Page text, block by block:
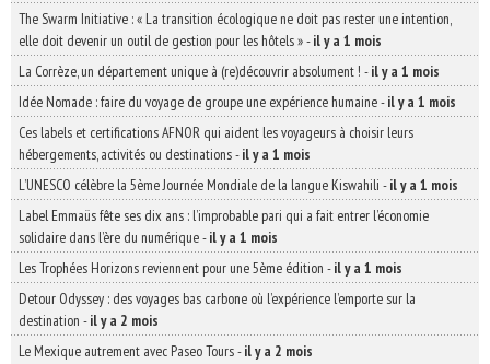
The Swarm Initiative : « La transition écologique ne doit pas rester une intention,
elle doit devenir un outil de gestion pour les hôtels »-il y a 1 mois
La Corrèze, un département unique à (re)découvrir absolument ! -il y a 1 mois
Idée Nomade : faire du voyage de groupe une expérience humaine-il y a 1 mois
Ces labels et certifications AFNOR qui aident les voyageurs à choisir leurs
hébergements, activités ou destinations-il y a 1 mois
L’UNESCO célèbre la 5ème Journée Mondiale de la langue Kiswahili -il y a 1 mois
Label Emmaüs fête ses dix ans : l’improbable pari qui a fait entrer l’économie
solidaire dans l’ère du numérique-il y a 1 mois
Les Trophées Horizons reviennent pour une 5ème édition -il y a 1 mois
Detour Odyssey : des voyages bas carbone où l’expérience l’emporte sur la
destination -il y a 2 mois
Le Mexique autrement avec Paseo Tours-il y a 2 mois